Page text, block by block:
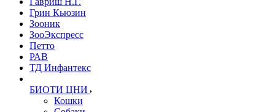
Грин Кьюзин
Зооник
ЗооЭкспресс
Петто
РАВ
ТД Инфантекс
БИОТИ ЦНИ
Кошки